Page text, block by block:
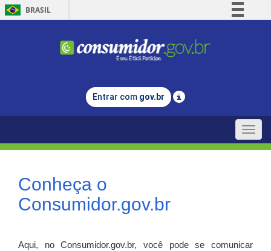
BRASIL
Comunica BR
Legislação
Entrar com gov.br
Toggle
Conheça o
Consumidor.gov.br
Aqui, no Consumidor.gov.br, você pode se comunicar